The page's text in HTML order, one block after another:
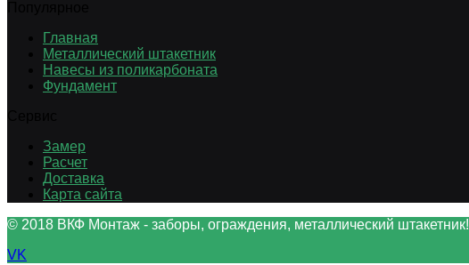
Главная
Металлический штакетник
Навесы из поликарбоната
Фундамент
Замер
Расчет
Доставка
Карта сайта
© 2018 ВКФ Монтаж - заборы, ограждения, металлический штакетник!
VK